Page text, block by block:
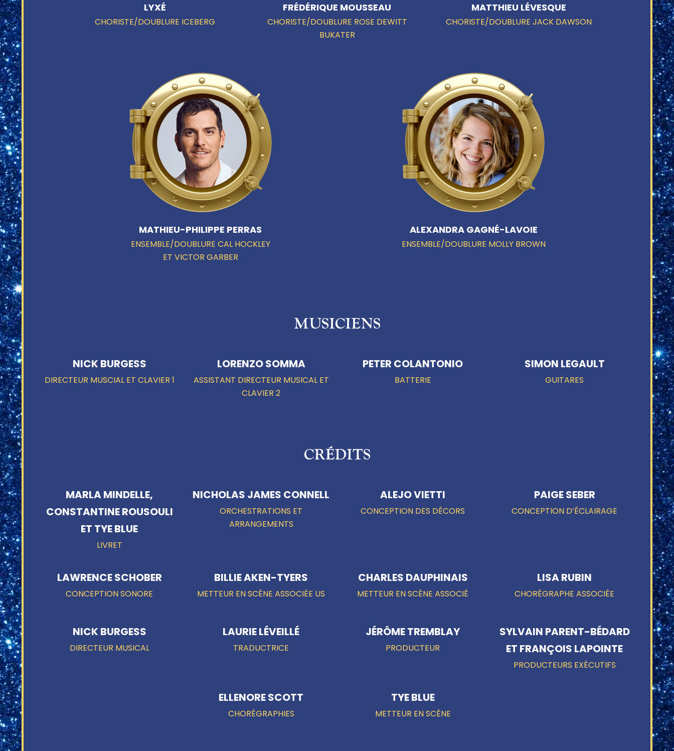
LYXÉ
CHORISTE/DOUBLURE ICEBERG
FRÉDÉRIQUE MOUSSEAU
CHORISTE/DOUBLURE ROSE DEWITT
BUKATER
MATTHIEU LÉVESQUE
CHORISTE/DOUBLURE JACK DAWSON
MATHIEU-PHILIPPE PERRAS
ENSEMBLE/DOUBLURE CAL HOCKLEY
ET VICTOR GARBER
ALEXANDRA GAGNÉ-LAVOIE
ENSEMBLE/DOUBLURE MOLLY BROWN
MUSICIENS
NICK BURGESS
DIRECTEUR MUSCIAL ET CLAVIER 1
LORENZO SOMMA
ASSISTANT DIRECTEUR MUSICAL ET
CLAVIER 2
PETER COLANTONIO
BATTERIE
SIMON LEGAULT
GUITARES
CRÉDITS
MARLA MINDELLE,
CONSTANTINE ROUSOULI
ET TYE BLUE
LIVRET
NICHOLAS JAMES CONNELL
ORCHESTRATIONS ET
ARRANGEMENTS
ALEJO VIETTI
CONCEPTION DES DÉCORS
PAIGE SEBER
CONCEPTION D’ÉCLAIRAGE
LAWRENCE SCHOBER
CONCEPTION SONORE
BILLIE AKEN-TYERS
METTEUR EN SCÈNE ASSOCIÉE US
CHARLES DAUPHINAIS
METTEUR EN SCÈNE ASSOCIÉ
LISA RUBIN
CHORÉGRAPHE ASSOCIÉE
NICK BURGESS
DIRECTEUR MUSICAL
LAURIE LÉVEILLÉ
TRADUCTRICE
JÉRÔME TREMBLAY
PRODUCTEUR
SYLVAIN PARENT-BÉDARD
ET FRANÇOIS LAPOINTE
PRODUCTEURS EXÉCUTIFS
ELLENORE SCOTT
CHORÉGRAPHIES
TYE BLUE
METTEUR EN SCÈNE